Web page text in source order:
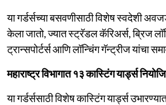
या गर्डर्सच्या बसवणीसाठी विशेष स्वदेशी
केला जातो, ज्यात स्ट्रॅडल कॅरिअर्स, ब्रिज
ट्रान्सपोर्टर्स आणि लॉन्चिंग गॅन्ट्रीज यांचा
महाराष्ट्र विभागात १३ कास्टिंग यार्ड्स
या गर्डर्ससाठी विशेष कास्टिंग यार्ड्स